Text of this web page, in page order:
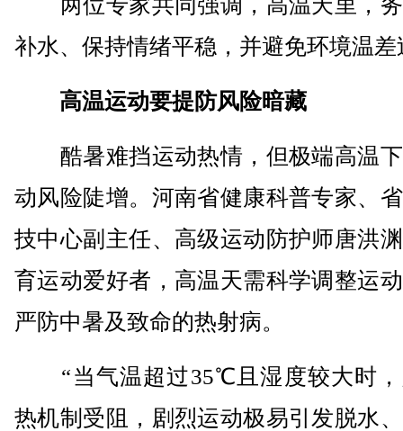
两位专家共同强调，高温天里，
补水、保持情绪平稳，并避免环境温差
高温运动要提防风险暗藏
酷暑难挡运动热情，但极端高温
动风险陡增。河南省健康科普专家、
技中心副主任、高级运动防护师唐洪
育运动爱好者，高温天需科学调整运
严防中暑及致命的热射病。
“当气温超过35℃且湿度较大时，
热机制受阻，剧烈运动极易引发脱水